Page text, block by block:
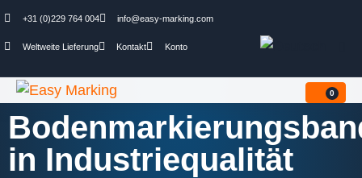
+31 (0)229 764 004 info@easy-marking.com
Weltweite Lieferung Kontakt Konto
0
in Industriequalität